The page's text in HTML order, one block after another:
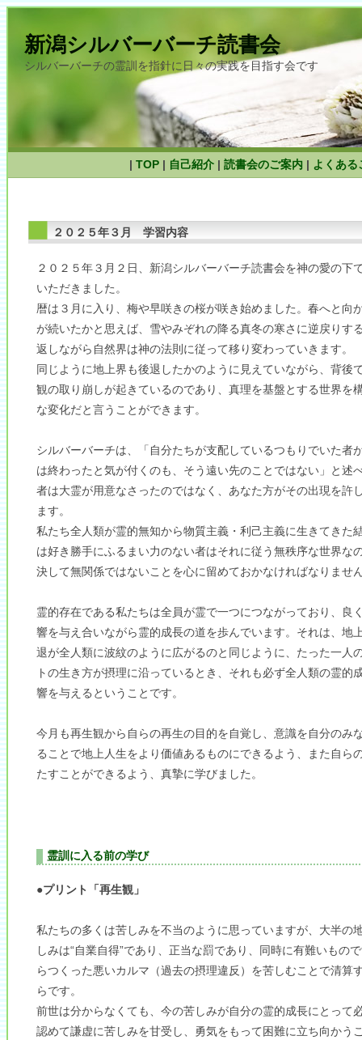
新潟シルバーバーチ読書会
シルバーバーチの霊訓を指針に日々の実践を目指す会です
| TOP | 自己紹介 | 読書会のご案内 | よくある
２０２５年３月 学習内容
２０２５年３月２日、新潟シルバーバーチ読書会を神の愛の下
いただきました。
暦は３月に入り、梅や早咲きの桜が咲き始めました。春へと向
が続いたかと思えば、雪やみぞれの降る真冬の寒さに逆戻りす
返しながら自然界は神の法則に従って移り変わっていきます。
同じように地上界も後退したかのように見えていながら、背後
観の取り崩しが起きているのであり、真理を基盤とする世界を
な変化だと言うことができます。
シルバーバーチは、「自分たちが支配しているつもりでいた者
は終わったと気が付くのも、そう遠い先のことではない」と述
者は大霊が用意なさったのではなく、あなた方がその出現を許
ます。
私たち全人類が霊的無知から物質主義・利己主義に生きてきた
は好き勝手にふるまい力のない者はそれに従う無秩序な世界な
決して無関係ではないことを心に留めておかなければなりませ
霊的存在である私たちは全員が霊で一つにつながっており、良
響を与え合いながら霊的成長の道を歩んでいます。それは、地
退が全人類に波紋のように広がるのと同じように、たった一人
トの生き方が摂理に沿っているとき、それも必ず全人類の霊的
響を与えるということです。
今月も再生観から自らの再生の目的を自覚し、意識を自分のみ
ることで地上人生をより価値あるものにできるよう、また自ら
たすことができるよう、真摯に学びました。
霊訓に入る前の学び
●プリント「再生観」
私たちの多くは苦しみを不当のように思っていますが、大半の
しみは“自業自得”であり、正当な罰であり、同時に有難いもの
らつくった悪いカルマ（過去の摂理違反）を苦しむことで清算
らです。
前世は分からなくても、今の苦しみが自分の霊的成長にとって
認めて謙虚に苦しみを甘受し、勇気をもって困難に立ち向かう